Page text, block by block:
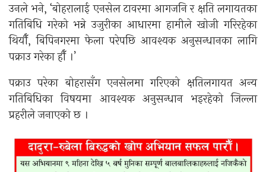
उनले भने, ‘बोहरालाई एनसेल टावरमा आगजनि र क्षति लगायतका
गतिबिधि गरेको भन्ने उजुरीका आधारमा हामीले खोजी गरिरहेका
थियौँ, बिपिनगरमा फेला परेपछि आवश्यक अनुसन्धानका लागि
पक्राउ गरेका हौँ ।’
पक्राउ परेका बोहरासँग एनसेलमा गरिएको क्षतिलगायत अन्य
गतिबिधिका विषयमा आवश्यक अनुसन्धान भइरहेको जिल्ला
प्रहरीले जनाएको छ ।